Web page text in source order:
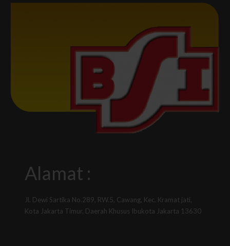
Alamat :
Jl. Dewi Sartika No.289, RW.5, Cawang, Kec. Kramat jati,
Kota Jakarta Timur, Daerah Khusus Ibukota Jakarta 13630